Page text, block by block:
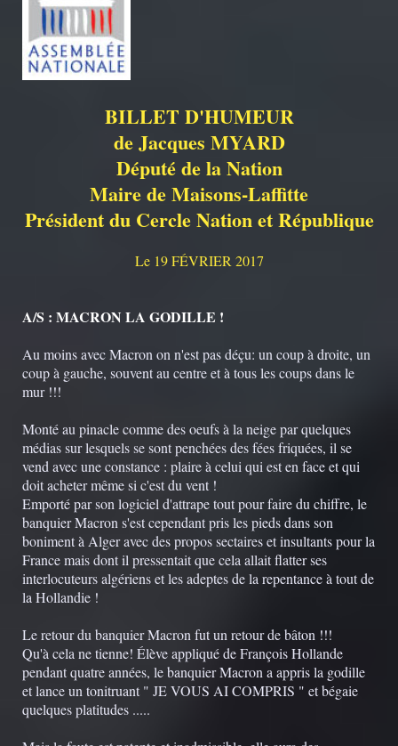
BILLET D'HUMEUR
de Jacques MYARD
Député de la Nation
Maire de Maisons-Laffitte
Président du Cercle Nation et République
Le 19 FÉVRIER 2017
A/S : MACRON LA GODILLE !
Au moins avec Macron on n'est pas déçu: un coup à droite, un
coup à gauche, souvent au centre et à tous les coups dans le
mur !!!
Monté au pinacle comme des oeufs à la neige par quelques
médias sur lesquels se sont penchées des fées friquées, il se
vend avec une constance : plaire à celui qui est en face et qui
doit acheter même si c'est du vent !
Emporté par son logiciel d'attrape tout pour faire du chiffre, le
banquier Macron s'est cependant pris les pieds dans son
boniment à Alger avec des propos sectaires et insultants pour la
France mais dont il pressentait que cela allait flatter ses
interlocuteurs algériens et les adeptes de la repentance à tout de
la Hollandie !
Le retour du banquier Macron fut un retour de bâton !!!
Qu'à cela ne tienne! Élève appliqué de François Hollande
pendant quatre années, le banquier Macron a appris la godille
et lance un tonitruant " JE VOUS AI COMPRIS " et bégaie
quelques platitudes .....